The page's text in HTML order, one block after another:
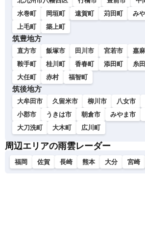
水巻町
岡垣町 遠賀町 苅田町 み
上毛町
築上町
筑豊地方
直方市 飯塚市 田川市 宮若市 嘉
鞍手町
桂川町 香春町 添田町 糸
大任町
赤村 福智町
筑後地方
大牟田市 久留米市 柳川市 八女市
小郡市
うきは市 朝倉市 みやま市
大刀洗町
大木町 広川町
周辺エリアの雨雲レーダー
福岡 佐賀 長崎 熊本 大分 宮崎